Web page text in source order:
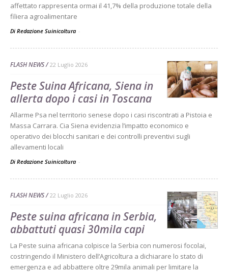
affettato rappresenta ormai il 41,7% della produzione totale della
filiera agroalimentare
Di Redazione Suinicoltura -
FLASH NEWS 22 Luglio 2026
Peste Suina Africana, Siena in
allerta dopo i casi in Toscana
Allarme Psa nel territorio senese dopo i casi riscontrati a Pistoia e
Massa Carrara. Cia Siena evidenzia l’impatto economico e
operativo dei blocchi sanitari e dei controlli preventivi sugli
allevamenti locali
Di Redazione Suinicoltura -
FLASH NEWS 22 Luglio 2026
Peste suina africana in Serbia,
abbattuti quasi 30mila capi
La Peste suina africana colpisce la Serbia con numerosi focolai,
costringendo il Ministero dell’Agricoltura a dichiarare lo stato di
emergenza e ad abbattere oltre 29mila animali per limitare la